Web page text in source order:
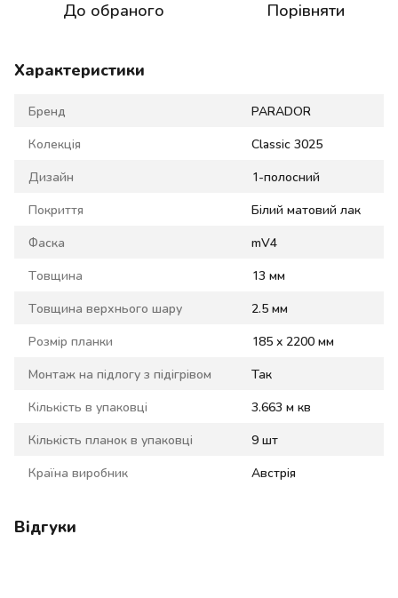
До обраного Порівняти
Характеристики
Бренд PARADOR
Колекція Classic 3025
Дизайн 1-полосний
Покриття Білий матовий лак
Фаска mV4
Товщина 13 мм
Товщина верхнього шару 2.5 мм
Розмір планки 185 x 2200 мм
Монтаж на підлогу з підігрівом Так
Кількість в упаковці 3.663 м кв
Кількість планок в упаковці 9 шт
Країна виробник Австрія
Відгуки